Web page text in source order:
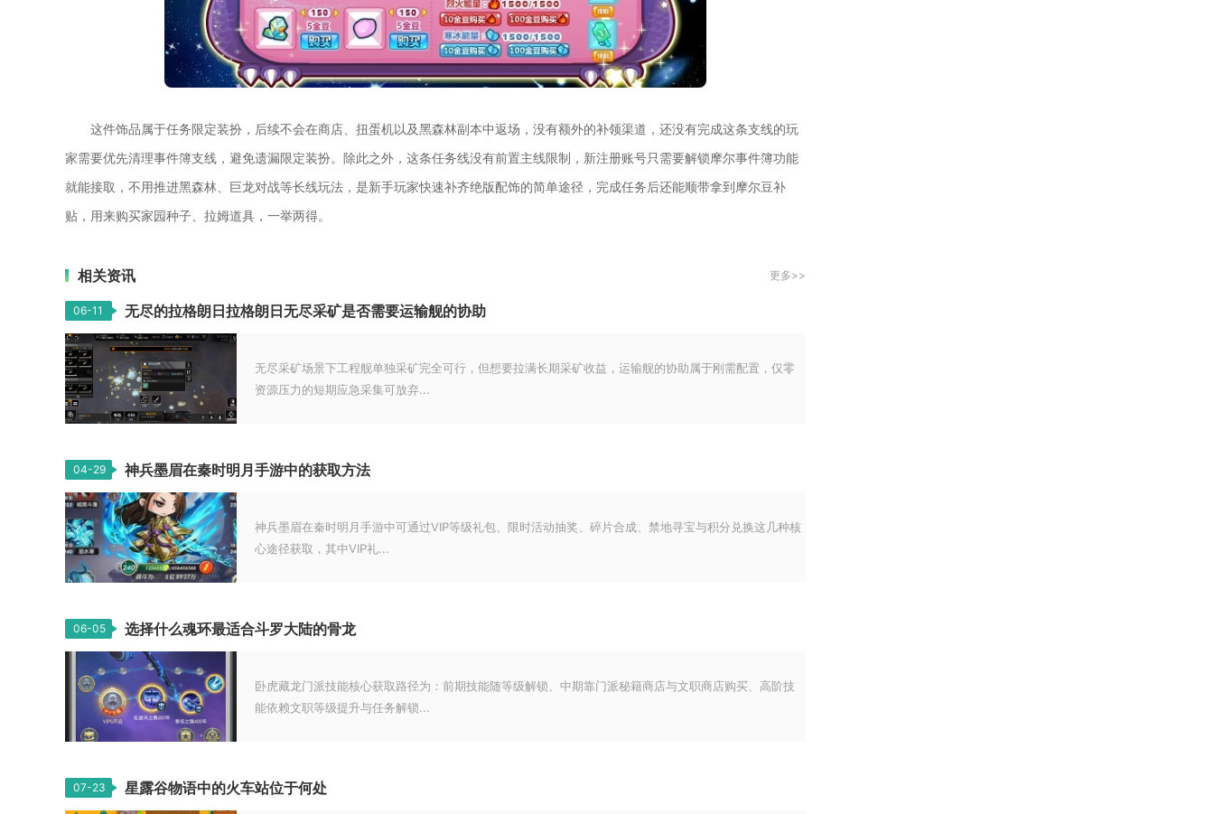
这件饰品属于任务限定装扮，后续不会在商店、扭蛋机以及黑森林副本中返场，没有额外的补领渠道，还没有完成这条支线的玩
家需要优先清理事件簿支线，避免遗漏限定装扮。除此之外，这条任务线没有前置主线限制，新注册账号只需要解锁摩尔事件簿功能
就能接取，不用推进黑森林、巨龙对战等长线玩法，是新手玩家快速补齐绝版配饰的简单途径，完成任务后还能顺带拿到摩尔豆补
贴，用来购买家园种子、拉姆道具，一举两得。
相关资讯 更多>>
06-11 无尽的拉格朗日拉格朗日无尽采矿是否需要运输舰的协助
无尽采矿场景下工程舰单独采矿完全可行，但想要拉满长期采矿收益，运输舰的协助属于刚需配置，仅零
资源压力的短期应急采集可放弃...
04-29 神兵墨眉在秦时明月手游中的获取方法
神兵墨眉在秦时明月手游中可通过VIP等级礼包、限时活动抽奖、碎片合成、禁地寻宝与积分兑换这几种核
心途径获取，其中VIP礼...
06-05 选择什么魂环最适合斗罗大陆的骨龙
卧虎藏龙门派技能核心获取路径为：前期技能随等级解锁、中期靠门派秘籍商店与文职商店购买、高阶技
能依赖文职等级提升与任务解锁...
07-23 星露谷物语中的火车站位于何处